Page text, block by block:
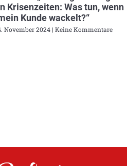
Krisenzeiten: Was tun, wenn
Kunde wackelt?“
November 2024 Keine Kommentare